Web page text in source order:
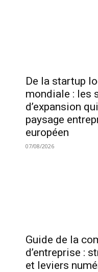
De la startup
mondiale : les
d’expansion
paysage
européen
07/08/2026
Guide de la
d’entreprise :
et leviers